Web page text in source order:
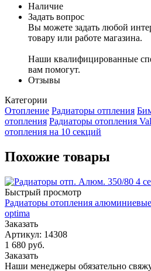
Наличие
Задать вопрос
Вы можете задать любой
товару или работе магазина.
Наши квалифицированные
вам помогут.
Отзывы
Категории
Отопление Радиаторы отпления
отопления Радиаторы отопления
отопления на 10 секций
Похожие товары
Быстрый просмотр
Радиаторы отопления
optima
Заказать
Артикул: 14308
1 680 руб.
Заказать
Наши менеджеры обязательно